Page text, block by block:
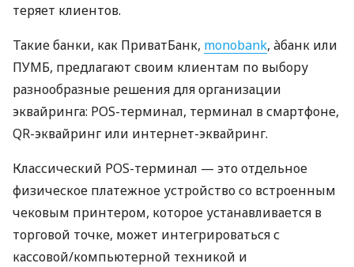
теряет клиентов.
Такие банки, как ПриватБанк, monobank, àбанк или
ПУМБ, предлагают своим клиентам по выбору
разнообразные решения для организации
эквайринга: POS-терминал, терминал в смартфоне,
QR-эквайринг или интернет-эквайринг.
Классический POS-терминал — это отдельное
физическое платежное устройство со встроенным
чековым принтером, которое устанавливается в
торговой точке, может интегрироваться с
кассовой/компьютерной техникой и